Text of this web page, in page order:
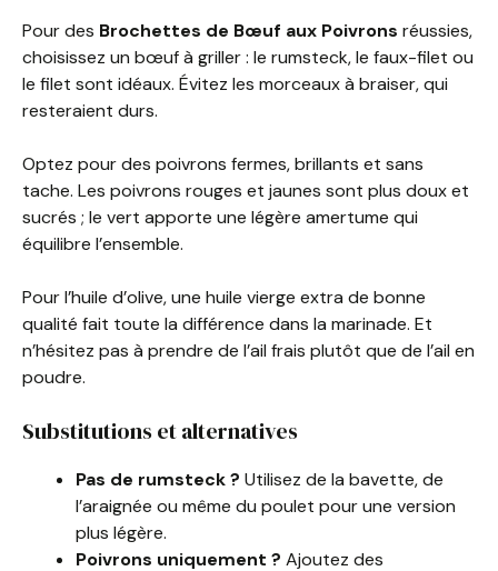
Pour des Brochettes de Bœuf aux Poivrons réussies,
choisissez un bœuf à griller : le rumsteck, le faux-filet ou
le filet sont idéaux. Évitez les morceaux à braiser, qui
resteraient durs.
Optez pour des poivrons fermes, brillants et sans
tache. Les poivrons rouges et jaunes sont plus doux et
sucrés ; le vert apporte une légère amertume qui
équilibre l’ensemble.
Pour l’huile d’olive, une huile vierge extra de bonne
qualité fait toute la différence dans la marinade. Et
n’hésitez pas à prendre de l’ail frais plutôt que de l’ail en
poudre.
Substitutions et alternatives
Pas de rumsteck ? Utilisez de la bavette, de
l’araignée ou même du poulet pour une version
plus légère.
Poivrons uniquement ? Ajoutez des